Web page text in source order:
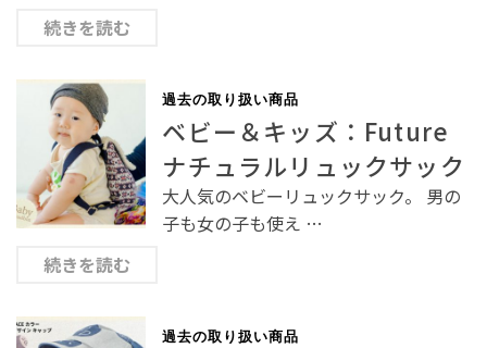
続きを読む
過去の取り扱い商品
ベビー＆キッズ：Future
ナチュラルリュックサック
大人気のベビーリュックサック。 男の
子も女の子も使え …
続きを読む
過去の取り扱い商品